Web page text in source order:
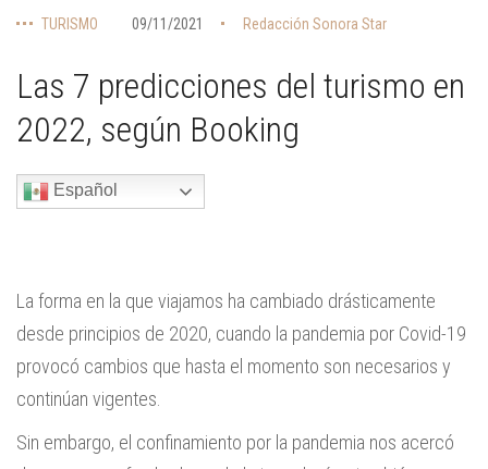
TURISMO 09/11/2021 Redacción Sonora Star
Las 7 predicciones del turismo en
2022, según Booking
Español
La forma en la que viajamos ha cambiado drásticamente
desde principios de 2020, cuando la pandemia por Covid-19
provocó cambios que hasta el momento son necesarios y
continúan vigentes.
Sin embargo, el confinamiento por la pandemia nos acercó